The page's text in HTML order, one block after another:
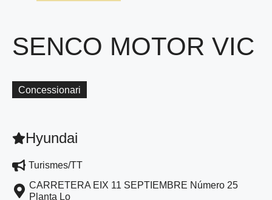
SENCO MOTOR VIC
Concessionari
Hyundai
Turismes/TT
CARRETERA EIX 11 SEPTIEMBRE Número 25
Planta Lo